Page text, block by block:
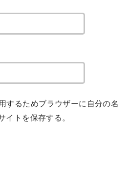
するためブラウザーに自分の名
イトを保存する。